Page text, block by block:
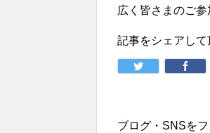
広く皆さまのご参
記事をシェアし
ブログ・SNSを